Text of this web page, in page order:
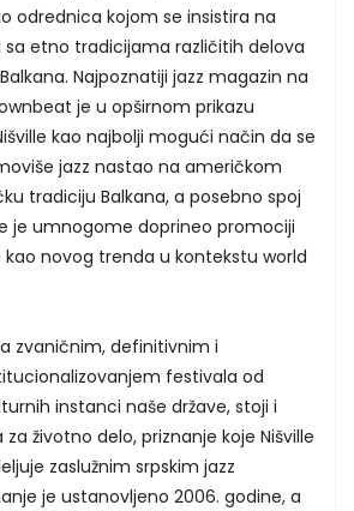
odrednica kojom se insistira na
sa etno tradicijama različitih delova
Najpoznatiji jazz magazin na
je u opširnom prikazu
kao najbolji mogući način da se
jazz nastao na američkom
tradiciju Balkana, a posebno spoj
je umnogome doprineo promociji
kao novog trenda u kontekstu world
zvaničnim, definitivnim i
festivala od
instanci naše države, stoji i
životno delo, priznanje koje Nišville
zaslužnim srpskim jazz
je ustanovljeno 2006. godine, a